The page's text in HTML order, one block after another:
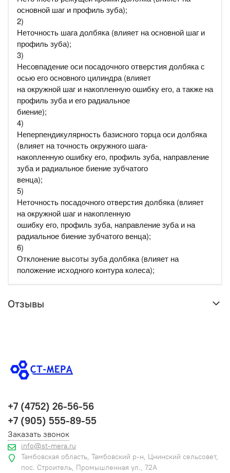
основной шаг и профиль зуба);
2)
Неточность шага долбяка (влияет на основной шаг и
профиль зуба);
3)
Несовпадение оси посадочного отверстия долбяка с
осью его основного цилиндра (влияет
на окружной шаг и накопленную ошибку его, а также на
профиль зуба и его радиальное
биение);
4)
Неперпендикулярность базисного торца оси долбяка
(влияет на точность окружного шага-
накопленную ошибку его, профиль зуба, направление
зуба и радиальное биение зубчатого
венца);
5)
Неточность посадочного отверстия долбяка (влияет
на окружной шаг и накопленную
ошибку его, профиль зуба, направление зуба и на
радиальное биение зубчатого венца);
6)
Отклонение высоты зуба долбяка (влияет на
положение исходного контура колеса);
Отзывы
+7 (4752) 26-56-56
+7 (905) 555-89-55
Заказать звонок
info@st-mera.ru
Тамбовская область, Тамбовский р-н, Цнинский сельсовет,
пос. Строитель, Промышленная ул., 72А